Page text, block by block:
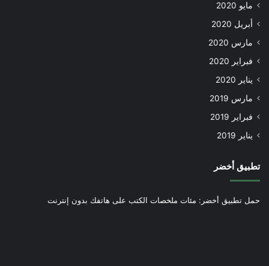
مايو 2020
أبريل 2020
مارس 2020
فبراير 2020
يناير 2020
مارس 2019
فبراير 2019
يناير 2019
تطبيق أخضر
حمل تطبيق أخضر: مئات ملخصات الكتب على هاتفك بدون إنترنت